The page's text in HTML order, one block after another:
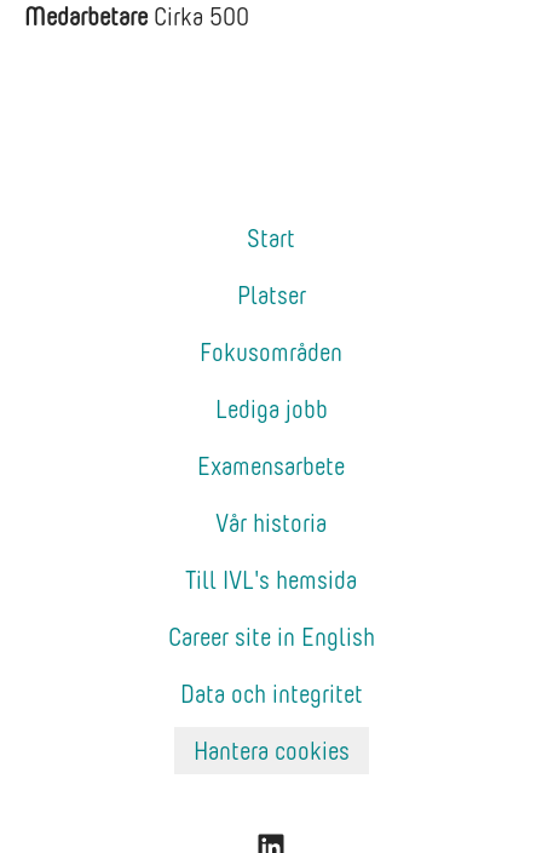
Medarbetare Cirka 500
Start
Platser
Fokusområden
Lediga jobb
Examensarbete
Vår historia
Till IVL's hemsida
Career site in English
Data och integritet
Hantera cookies